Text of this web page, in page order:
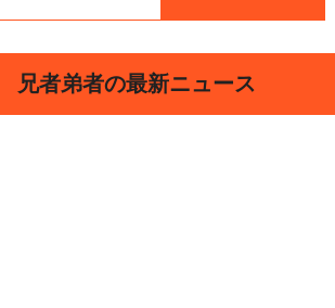
兄者弟者の最新ニュース